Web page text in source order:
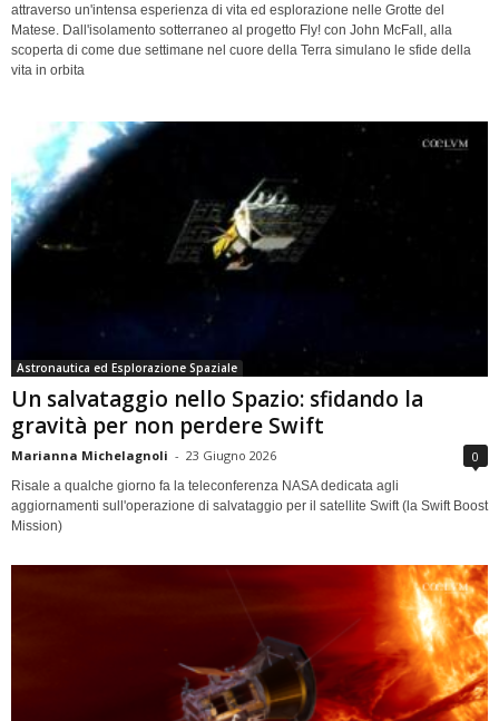
attraverso un'intensa esperienza di vita ed esplorazione nelle Grotte del
Matese. Dall'isolamento sotterraneo al progetto Fly! con John McFall, alla
scoperta di come due settimane nel cuore della Terra simulano le sfide della
vita in orbita
Astronautica ed Esplorazione Spaziale
Un salvataggio nello Spazio: sfidando la
gravità per non perdere Swift
Marianna Michelagnoli - 23 Giugno 2026 0
Risale a qualche giorno fa la teleconferenza NASA dedicata agli
aggiornamenti sull'operazione di salvataggio per il satellite Swift (la Swift Boost
Mission)